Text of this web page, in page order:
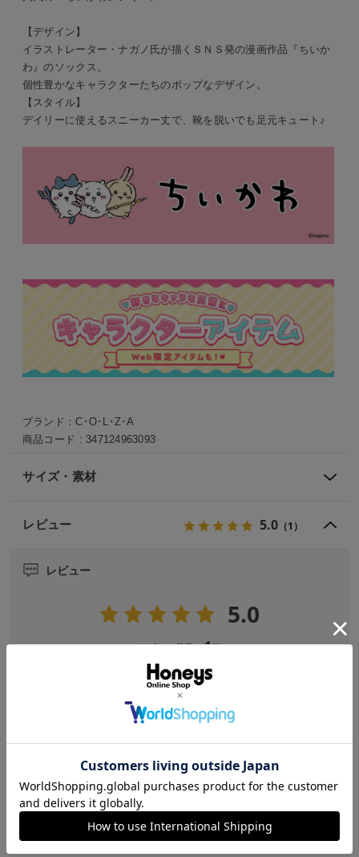
【デザイン】
イラストレーター・ナガノ氏が描くＳＮＳ発の漫画作品『ちいか
わ』のソックス。
個性豊かなキャラクターたちのポップなデザイン。
【スタイル】
デイリーに使えるスニーカー丈で、靴を脱いでも足元キュート♪
ブランド：C･O･L･Z･A
商品コード : 347124963093
サイズ・素材
レビュー 5.0 （1）
レビュー
5.0
レビュー件数：1件
★2 (0)
サイズ感
大きい
小さい